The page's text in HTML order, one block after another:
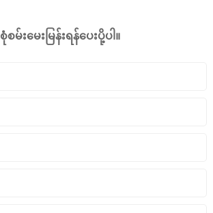
စုံစမ်းမေးမြန်းရန်ပေးပို့ပါ။